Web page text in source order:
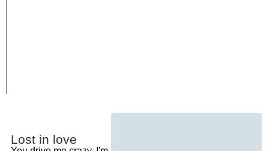
Lost in love